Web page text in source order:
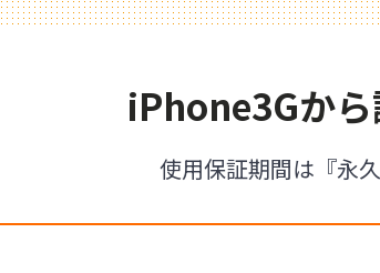
iPhone3Gか
使用保証期間は『永